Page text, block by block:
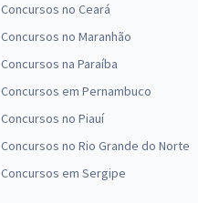
Concursos no Ceará
Concursos no Maranhão
Concursos na Paraíba
Concursos em Pernambuco
Concursos no Piauí
Concursos no Rio Grande do Norte
Concursos em Sergipe